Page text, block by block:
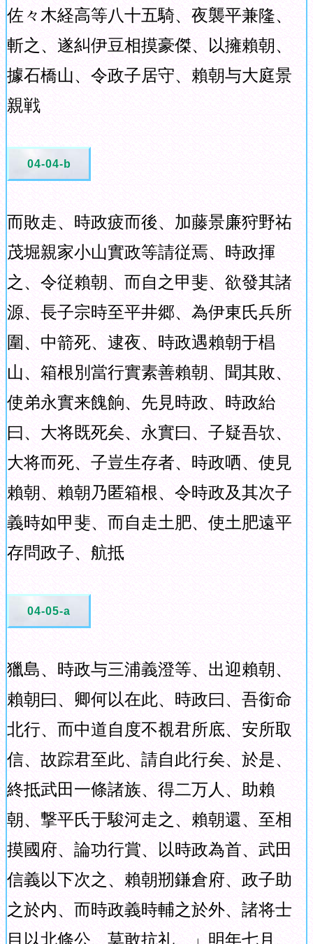
佐々木経高等八十五騎、夜襲平兼隆、
斬之、遂糾伊豆相摸豪傑、以擁賴朝、
據石橋山、令政子居守、賴朝与大庭景
親戦
04-04-b
而敗走、時政疲而後、加藤景廉狩野祐
茂堀親家小山實政等請従焉、時政揮
之、令従賴朝、而自之甲斐、欲發其諸
源、長子宗時至平井郷、為伊東氏兵所
圍、中箭死、逮夜、時政遇賴朝于椙
山、箱根別當行實素善賴朝、聞其敗、
使弟永實来餽餉、先見時政、時政紿
曰、大将既死矣、永實曰、子疑吾欤、
大将而死、子豈生存者、時政哂、使見
賴朝、賴朝乃匿箱根、令時政及其次子
義時如甲斐、而自走土肥、使土肥遠平
存問政子、航抵
04-05-a
獵島、時政与三浦義澄等、出迎賴朝、
賴朝曰、卿何以在此、時政曰、吾銜命
北行、而中道自度不覩君所底、安所取
信、故踪君至此、請自此行矣、於是、
終抵武田一條諸族、得二万人、助賴
朝、撃平氏于駿河走之、賴朝還、至相
摸國府、論功行賞、以時政為首、武田
信義以下次之、賴朝剏鎌倉府、政子助
之於内、而時政義時輔之於外、諸将士
目以北條公、莫敢抗礼、」明年七月、